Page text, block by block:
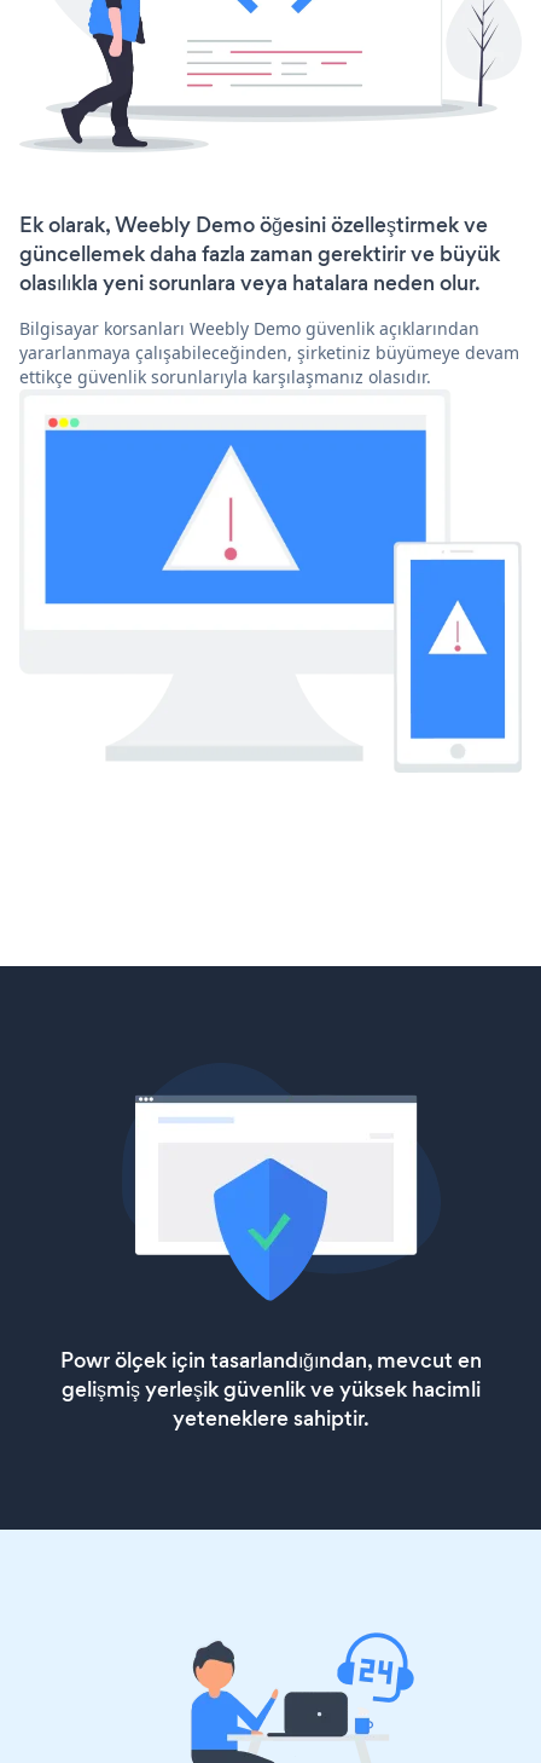
Ek olarak, Weebly Demo öğesini özelleştirmek ve
güncellemek daha fazla zaman gerektirir ve büyük
olasılıkla yeni sorunlara veya hatalara neden olur.
Bilgisayar korsanları Weebly Demo güvenlik açıklarından
yararlanmaya çalışabileceğinden, şirketiniz büyümeye devam
ettikçe güvenlik sorunlarıyla karşılaşmanız olasıdır.
Powr ölçek için tasarlandığından, mevcut en
gelişmiş yerleşik güvenlik ve yüksek hacimli
yeteneklere sahiptir.